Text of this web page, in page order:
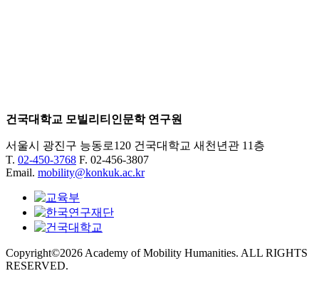
건국대학교 모빌리티인문학 연구원
서울시 광진구 능동로120 건국대학교 새천년관 11층
T. 02-450-3768 F. 02-456-3807
Email. mobility@konkuk.ac.kr
Copyright©2026 Academy of Mobility Humanities. ALL RIGHTS
RESERVED.